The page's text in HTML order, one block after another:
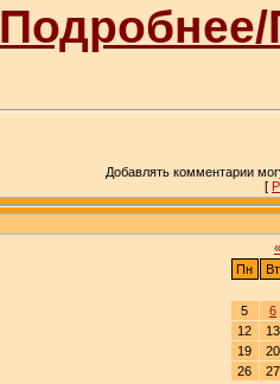
Подробнее/
Добавлять комментарии
[
«
Пн
Вт
5
6
12
13
19
20
26
27